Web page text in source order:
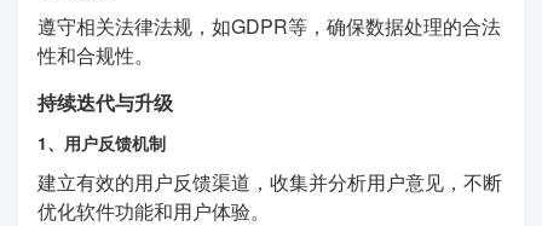
遵守相关法律法规，如GDPR等，确保数据处理的合法
性和合规性。
持续迭代与升级
1、用户反馈机制
建立有效的用户反馈渠道，收集并分析用户意见，不断
优化软件功能和用户体验。